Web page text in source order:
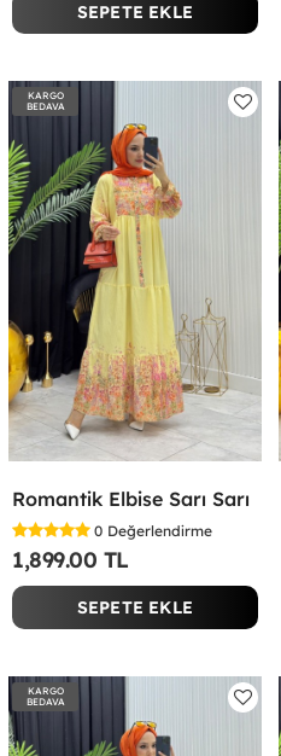
SEPETE EKLE
KARGO
BEDAVA
Romantik Elbise Sarı Sarı
0 Değerlendirme
1,899.00 TL
SEPETE EKLE
KARGO
BEDAVA